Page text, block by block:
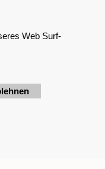
Web Surf-